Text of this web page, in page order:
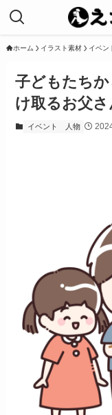
ホーム イラスト素材 イベン
子どもたち
け取るお父
イベント 人物